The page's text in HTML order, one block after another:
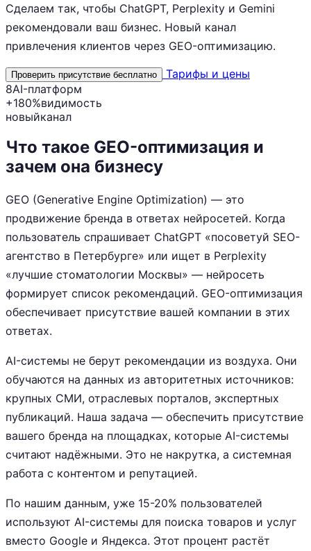
Сделаем так, чтобы ChatGPT, Perplexity и Gemini
рекомендовали ваш бизнес. Новый канал
привлечения клиентов через GEO-оптимизацию.
Проверить присутствие бесплатно
Тарифы и цены
8AI-платформ
+180%видимость
новыйканал
Что такое GEO-оптимизация и
зачем она бизнесу
GEO (Generative Engine Optimization) — это
продвижение бренда в ответах нейросетей. Когда
пользователь спрашивает ChatGPT «посоветуй SEO-
агентство в Петербурге» или ищет в Perplexity
«лучшие стоматологии Москвы» — нейросеть
формирует список рекомендаций. GEO-оптимизация
обеспечивает присутствие вашей компании в этих
ответах.
AI-системы не берут рекомендации из воздуха. Они
обучаются на данных из авторитетных источников:
крупных СМИ, отраслевых порталов, экспертных
публикаций. Наша задача — обеспечить присутствие
вашего бренда на площадках, которые AI-системы
считают надёжными. Это не накрутка, а системная
работа с контентом и репутацией.
По нашим данным, уже 15-20% пользователей
используют AI-системы для поиска товаров и услуг
вместо Google и Яндекса. Этот процент растёт